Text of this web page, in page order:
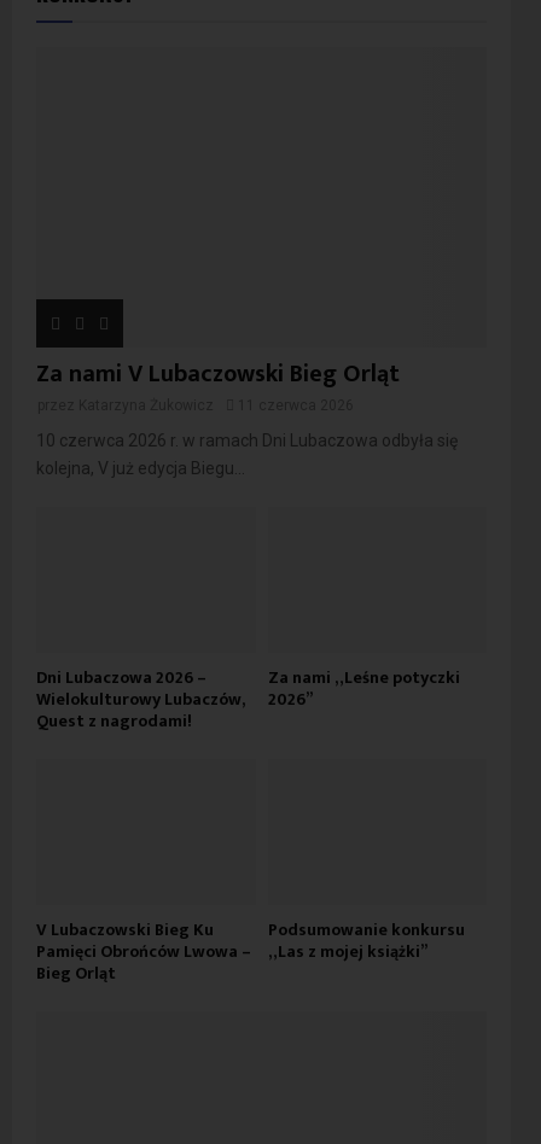
Za nami V Lubaczowski Bieg Orląt
10 czerwca 2026 r. w ramach Dni Lubaczowa odbyła się
kolejna, V już edycja Biegu...
Dni Lubaczowa 2026 –
Wielokulturowy Lubaczów,
Quest z nagrodami!
Za nami „Leśne potyczki
2026”
V Lubaczowski Bieg Ku
Pamięci Obrońców Lwowa –
Bieg Orląt
Podsumowanie konkursu
„Las z mojej książki”